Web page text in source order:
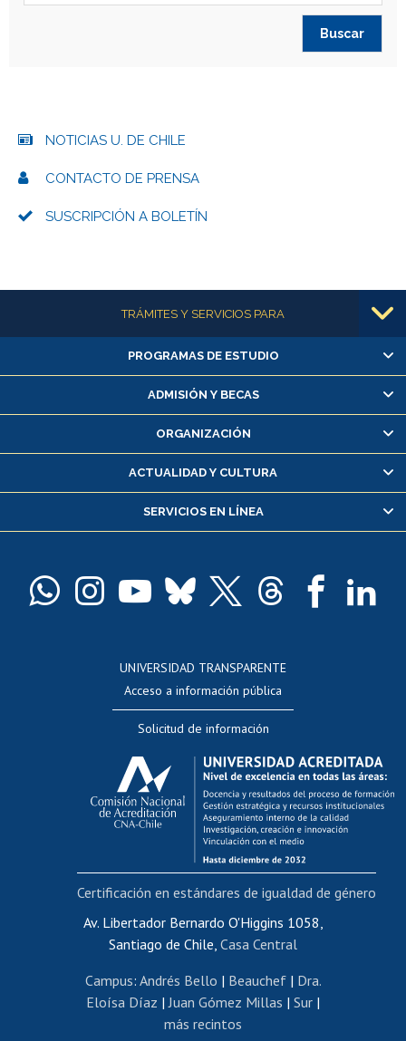
NOTICIAS U. DE CHILE
CONTACTO DE PRENSA
SUSCRIPCIÓN A BOLETÍN
Más informaciónTRÁMITES Y SERVICIOS PARA
Alumnas/os y exalumnas/os
Matrícula en línea
Inscripción y cambio de asignaturas
Consulta y certificado de notas
Servicio médico y dental
Pago de arancel y crédito alumnos
Docentes
Perfeccionamiento
Editar Portafolio Académico
Evaluación docente
Calificación académica
Postulación al AUCAI
Funcionarias/os
Cursos internos de capacitación
Bienestar del personal
Portal de movilidad interna
Certificado de renta
Certificado de renta honorarios
Editar páginas blancas
Extranjeras/os
PROGRAMAS DE ESTUDIO
ADMISIÓN Y BECAS
ORGANIZACIÓN
ACTUALIDAD Y CULTURA
SERVICIOS EN LÍNEA
UNIVERSIDAD TRANSPARENTE
Acceso a información pública
Solicitud de información
Av. Libertador Bernardo O'Higgins 1058,
Santiago de Chile, Casa Central
Campus: Andrés Bello | Beauchef| Dra.
Eloísa Díaz | Juan Gómez Millas | Sur |
más recintos
Certificación en estándares de igualdad de género